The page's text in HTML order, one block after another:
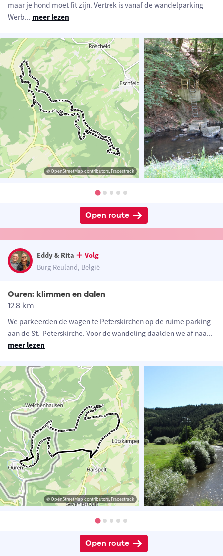
maar je hond moet fit zijn. Vertrek is vanaf de wandelparking
Werb... meer lezen
© OpenStreetMap contributors, Tracestrack
Open route
Eddy & Rita
Volg
Burg-Reuland, België
Ouren: klimmen en dalen
12.8 km
We parkeerden de wagen te Peterskirchen op de ruime parking
aan de St.-Peterskirche. Voor de wandeling daalden we af naa...
meer lezen
© OpenStreetMap contributors, Tracestrack
Open route